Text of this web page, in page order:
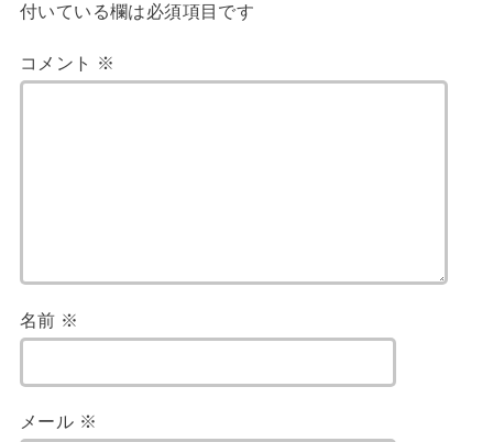
付いている欄は必須項目です
コメント ※
名前 ※
メール ※